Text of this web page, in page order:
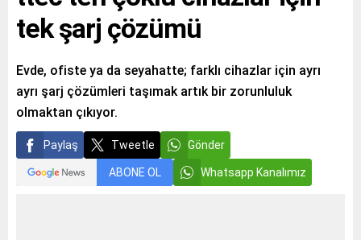
tek şarj çözümü
Evde, ofiste ya da seyahatte; farklı cihazlar için ayrı
ayrı şarj çözümleri taşımak artık bir zorunluluk
olmaktan çıkıyor.
Paylaş Tweetle Gönder
ABONE OL Whatsapp Kanalımız